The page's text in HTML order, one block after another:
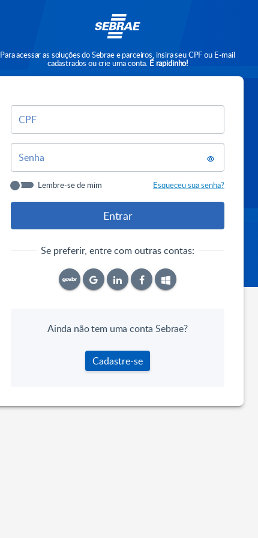
Para acessar as soluções do Sebrae e parceiros, insira seu CPF ou E-mail
cadastrados ou crie uma conta. É rapidinho!
CPF
Senha
Lembre-se de mim Esqueceu sua senha?
Se preferir, entre com outras contas:
Ainda não tem uma conta Sebrae?
Cadastre-se